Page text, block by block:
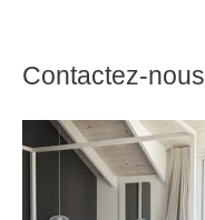
Contactez-nous